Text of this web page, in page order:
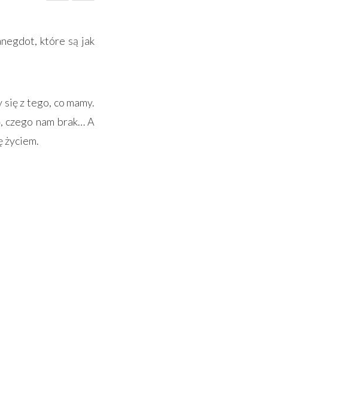
które są jak
z tego, co mamy.
czego nam brak… A
życiem.